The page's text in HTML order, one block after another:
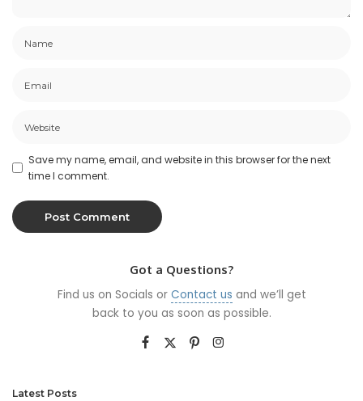
Save my name, email, and website in this browser for the next
time I comment.
Got a Questions?
Find us on Socials or Contact us and we’ll get
back to you as soon as possible.
Latest Posts